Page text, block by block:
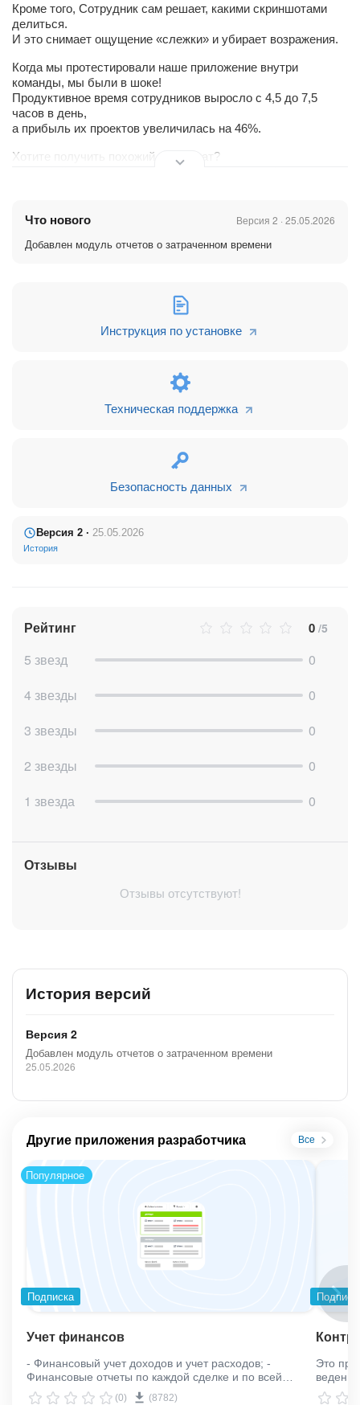
Кроме того, Сотрудник сам решает, какими скриншотами
делиться.
И это снимает ощущение «слежки» и убирает возражения.
Когда мы протестировали наше приложение внутри
команды, мы были в шоке!
Продуктивное время сотрудников выросло с 4,5 до 7,5
часов в день,
а прибыль их проектов увеличилась на 46%.
Хотите получить похожий результат?
Что нового Версия 2 · 25.05.2026
Добавлен модуль отчетов о затраченном времени
Инструкция по установке
Техническая поддержка
Безопасность данных
Версия 2 · 25.05.2026
История
Рейтинг 0 /5
5 звезд
0
4 звезды
0
3 звезды
0
2 звезды
0
1 звезда
0
Отзывы
Отзывы отсутствуют!
История версий
Версия 2
Добавлен модуль отчетов о затраченном времени
25.05.2026
Другие приложения разработчика Все
Популярное
Подписка
Учет финансов
- Финансовый учет доходов и учет расходов; -
Финансовые отчеты по каждой сделке и по всей
компании в целом; - Планируемые платежи со
(0) (8782)
Это